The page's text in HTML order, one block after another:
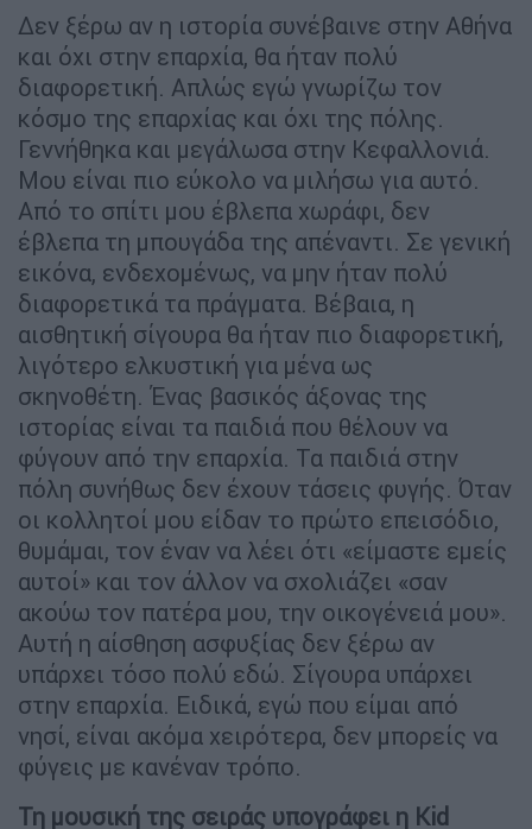
Δεν ξέρω αν η ιστορία συνέβαινε στην Αθήνα
και όχι στην επαρχία, θα ήταν πολύ
διαφορετική. Απλώς εγώ γνωρίζω τον
κόσμο της επαρχίας και όχι της πόλης.
Γεννήθηκα και μεγάλωσα στην Κεφαλλονιά.
Μου είναι πιο εύκολο να μιλήσω για αυτό.
Από το σπίτι μου έβλεπα χωράφι, δεν
έβλεπα τη μπουγάδα της απέναντι. Σε γενική
εικόνα, ενδεχομένως, να μην ήταν πολύ
διαφορετικά τα πράγματα. Βέβαια, η
αισθητική σίγουρα θα ήταν πιο διαφορετική,
λιγότερο ελκυστική για μένα ως
σκηνοθέτη. Ένας βασικός άξονας της
ιστορίας είναι τα παιδιά που θέλουν να
φύγουν από την επαρχία. Τα παιδιά στην
πόλη συνήθως δεν έχουν τάσεις φυγής. Όταν
οι κολλητοί μου είδαν το πρώτο επεισόδιο,
θυμάμαι, τον έναν να λέει ότι «είμαστε εμείς
αυτοί» και τον άλλον να σχολιάζει «σαν
ακούω τον πατέρα μου, την οικογένειά μου».
Αυτή η αίσθηση ασφυξίας δεν ξέρω αν
υπάρχει τόσο πολύ εδώ. Σίγουρα υπάρχει
στην επαρχία. Ειδικά, εγώ που είμαι από
νησί, είναι ακόμα χειρότερα, δεν μπορείς να
φύγεις με κανέναν τρόπο.
Τη μουσική της σειράς υπογράφει η Kid